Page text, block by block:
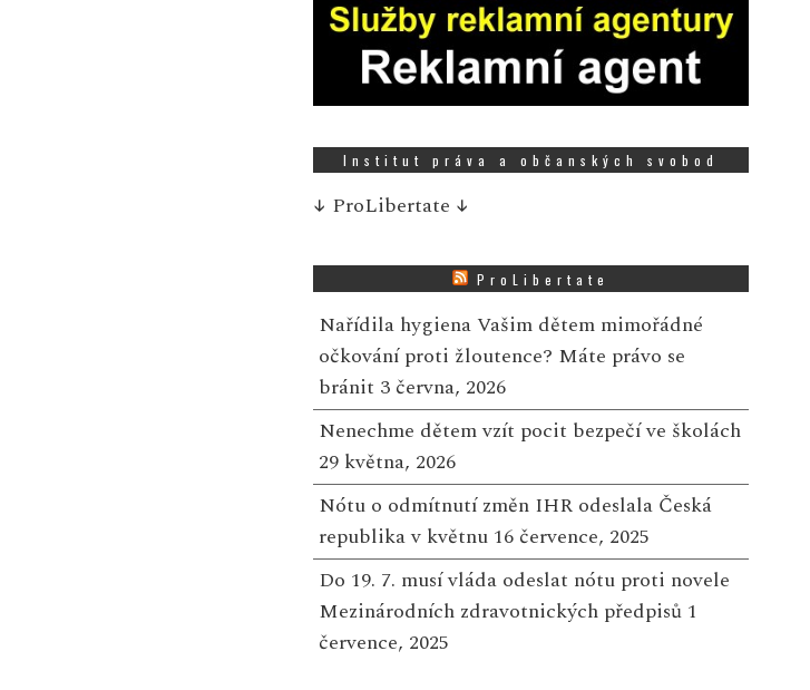
Institut práva a občanských svobod
↓ ProLibertate ↓
ProLibertate
Nařídila hygiena Vašim dětem mimořádné
očkování proti žloutence? Máte právo se
bránit 3 června, 2026
Nenechme dětem vzít pocit bezpečí ve školách
29 května, 2026
Nótu o odmítnutí změn IHR odeslala Česká
republika v květnu 16 července, 2025
Do 19. 7. musí vláda odeslat nótu proti novele
Mezinárodních zdravotnických předpisů 1
července, 2025